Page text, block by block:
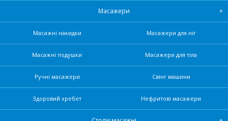
Масажери
Масажні накидки Масажери для ніг
Масажні подушки Масажери для тіла
Ручні масажери Свінг машини
Здоровий хребет Нефритові масажери